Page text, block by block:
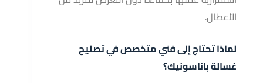
الأعطال.
لماذا تحتاج إلى فني متخصص في تصليح
غسالة باناسونيك؟